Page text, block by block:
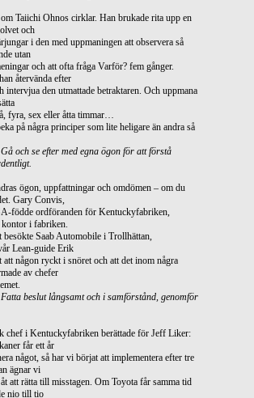
Taiichi Ohnos cirklar. Han brukade rita upp en
och
i den med uppmaningen att observera så
utan
och att ofta fråga Varför? fem gånger.
återvända efter
intervjua den utmattade betraktaren. Och uppmana
fyra, sex eller åtta timmar…
på några principer som lite heligare än andra så
och se efter med egna ögon för att förstå
ögon, uppfattningar och omdömen – om du
Gary Convis,
födde ordföranden för Kentuckyfabriken,
i fabriken.
besökte Saab Automobile i Trollhättan,
Lean-guide Erik
någon ryckt i snöret och att det inom några
av chefer
beslut långsamt och i samförstånd, genomför
chef i Kentuckyfabriken berättade för Jeff Liker:
får ett år
något, så har vi börjat att implementera efter tre
ägnar vi
att rätta till misstagen. Om Toyota får samma tid
nio till tio